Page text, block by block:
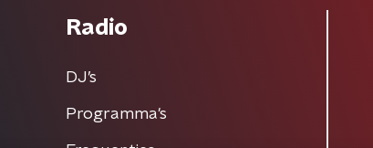
Radio
DJ’s
Programma's